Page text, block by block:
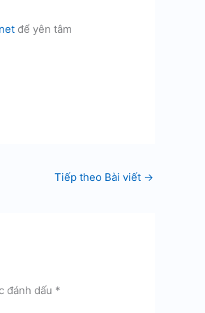
để yên tâm
Tiếp theo Bài viết →
đánh dấu *